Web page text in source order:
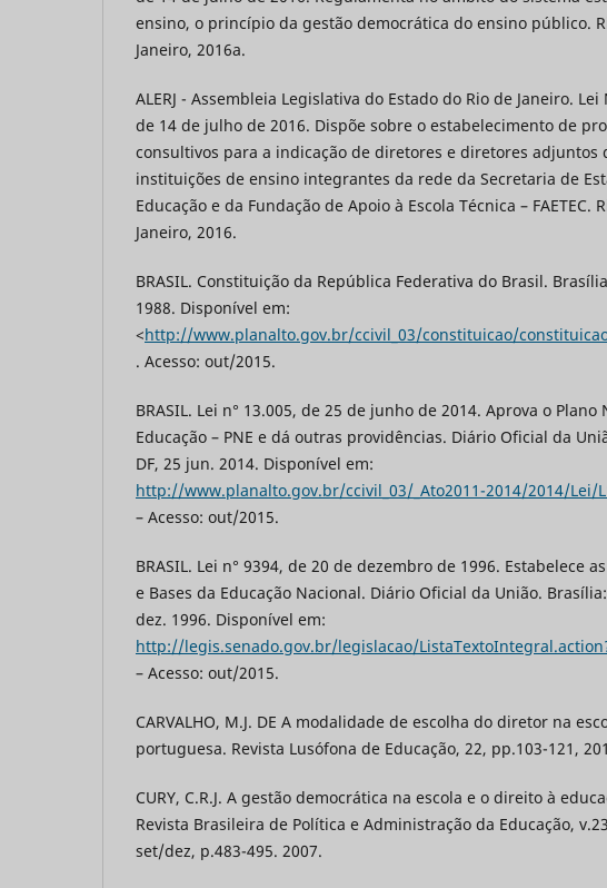
ensino, o princípio da gestão democrática do ensino público.
Janeiro, 2016a.
ALERJ - Assembleia Legislativa do Estado do Rio de Janeiro. Lei
de 14 de julho de 2016. Dispõe sobre o estabelecimento de
consultivos para a indicação de diretores e diretores adjuntos
instituições de ensino integrantes da rede da Secretaria de
Educação e da Fundação de Apoio à Escola Técnica – FAETEC.
Janeiro, 2016.
BRASIL. Constituição da República Federativa do Brasil.
1988. Disponível em:
<http://www.planalto.gov.br/ccivil_03/constituicao/
. Acesso: out/2015.
BRASIL. Lei n° 13.005, de 25 de junho de 2014. Aprova o Plano
Educação – PNE e dá outras providências. Diário Oficial da
DF, 25 jun. 2014. Disponível em:
http://www.planalto.gov.br/ccivil_03/_Ato2011-2014/2014/Lei/
– Acesso: out/2015.
BRASIL. Lei n° 9394, de 20 de dezembro de 1996. Estabelece
e Bases da Educação Nacional. Diário Oficial da União. Brasília:
dez. 1996. Disponível em:
http://legis.senado.gov.br/legislacao/
– Acesso: out/2015.
CARVALHO, M.J. DE A modalidade de escolha do diretor na
portuguesa. Revista Lusófona de Educação, 22, pp.103-121,
CURY, C.R.J. A gestão democrática na escola e o direito à
Revista Brasileira de Política e Administração da Educação,
set/dez, p.483-495. 2007.